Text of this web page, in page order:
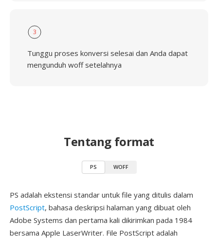
3
Tunggu proses konversi selesai dan Anda dapat
mengunduh woff setelahnya
Tentang format
PS WOFF
PS adalah ekstensi standar untuk file yang ditulis dalam
PostScript, bahasa deskripsi halaman yang dibuat oleh
Adobe Systems dan pertama kali dikirimkan pada 1984
bersama Apple LaserWriter. File PostScript adalah